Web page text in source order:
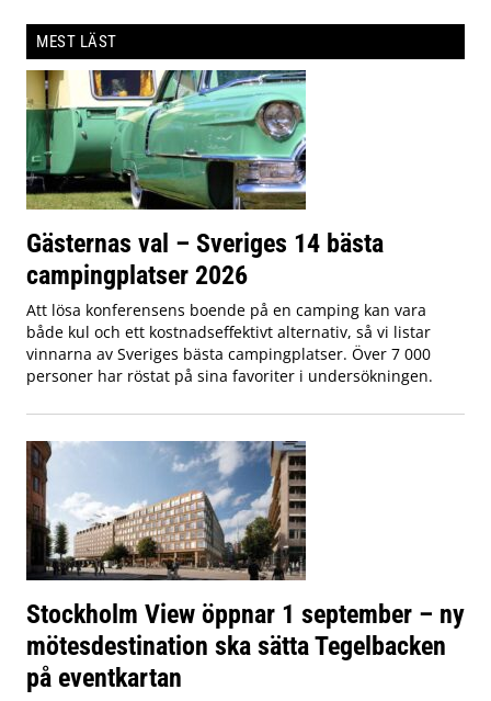
MEST LÄST
Gästernas val – Sveriges 14 bästa
campingplatser 2026
Att lösa konferensens boende på en camping kan vara
både kul och ett kostnadseffektivt alternativ, så vi listar
vinnarna av Sveriges bästa campingplatser. Över 7 000
personer har röstat på sina favoriter i undersökningen.
Stockholm View öppnar 1 september – ny
mötesdestination ska sätta Tegelbacken
på eventkartan